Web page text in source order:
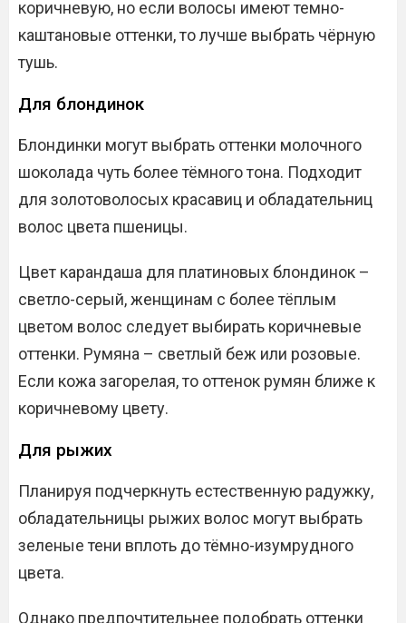
коричневую, но если волосы имеют темно-
каштановые оттенки, то лучше выбрать чёрную
тушь.
Для блондинок
Блондинки могут выбрать оттенки молочного
шоколада чуть более тёмного тона. Подходит
для золотоволосых красавиц и обладательниц
волос цвета пшеницы.
Цвет карандаша для платиновых блондинок –
светло-серый, женщинам с более тёплым
цветом волос следует выбирать коричневые
оттенки. Румяна – светлый беж или розовые.
Если кожа загорелая, то оттенок румян ближе к
коричневому цвету.
Для рыжих
Планируя подчеркнуть естественную радужку,
обладательницы рыжих волос могут выбрать
зеленые тени вплоть до тёмно-изумрудного
цвета.
Однако предпочтительнее подобрать оттенки